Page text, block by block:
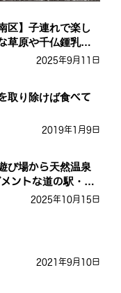
区】子連れで楽し
草原や千仏鍾乳洞
2025年9月11日
取り除けば食べて
2019年1月9日
び場から天然温泉
ントな道の駅・お
2025年10月15日
2021年9月10日